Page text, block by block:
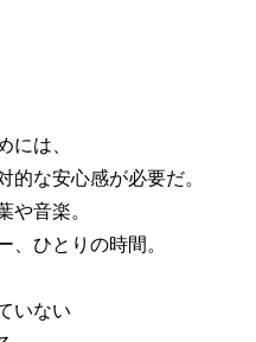
には、
的な安心感が必要だ。
や音楽。
、ひとりの時間。
いない